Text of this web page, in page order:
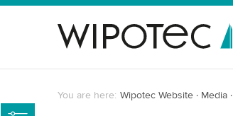
You are here: Wipotec Website Media